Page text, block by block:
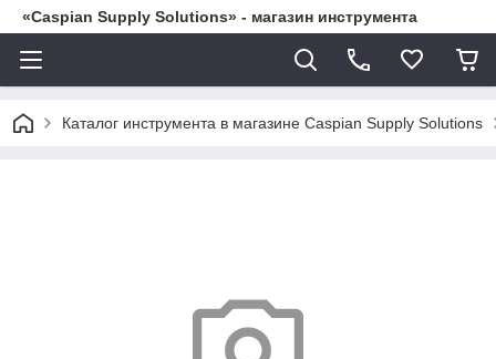
«Caspian Supply Solutions» - магазин инструмента
Каталог инструмента в магазине Caspian Supply Solutions